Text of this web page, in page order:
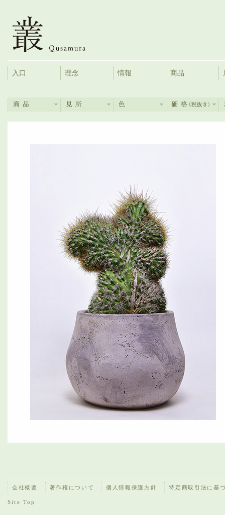
入口 理念 情報 商品
会社概要 著作権について 個人情報保護方針 特定商取引法に基
Site Top